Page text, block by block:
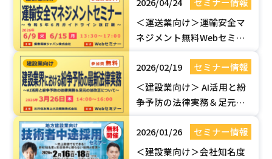
＜運送業向け＞運輸安全マ
ネジメント無料Webセミ
イン改訂版】| 国土交通省認
定セミナー
2026/02/19
セミナー情報
＜建設業向け＞ AI活用と紛
争予防の法律実務＆足元の
法）セミナー【無料Webセ
ミナー】
2026/01/26
セミナー情報
＜建設業向け＞会社知名度